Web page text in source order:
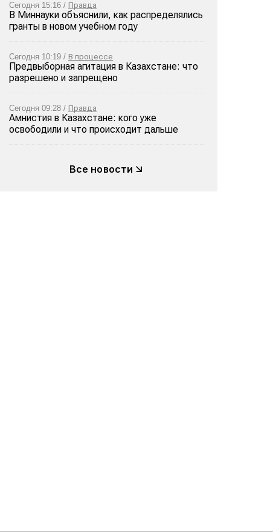
Сегодня 15:16 / Правда
В Миннауки объяснили, как распределялись
гранты в новом учебном году
Сегодня 10:19 / В процессе
Предвыборная агитация в Казахстане: что
разрешено и запрещено
Сегодня 09:28 / Правда
Амнистия в Казахстане: кого уже
освободили и что происходит дальше
Все новости